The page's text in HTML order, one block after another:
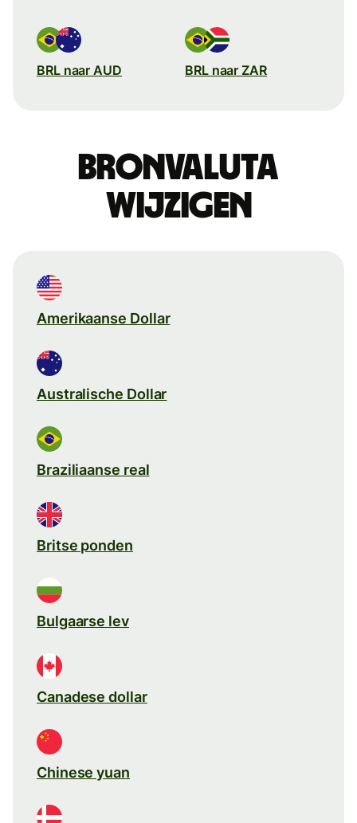
BRL naar AUD BRL naar ZAR
Bronvaluta
wijzigen
Amerikaanse Dollar
Australische Dollar
Braziliaanse real
Britse ponden
Bulgaarse lev
Canadese dollar
Chinese yuan